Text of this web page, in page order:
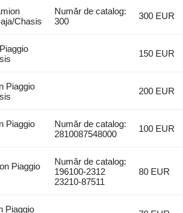
Chasis
Număr de catalog:
300
300 EUR
150 EUR
Piaggio
200 EUR
Piaggio
Număr de catalog:
2810087548000
100 EUR
Piaggio
Număr de catalog:
196100-2312
23210-87511
80 EUR
Piaggio